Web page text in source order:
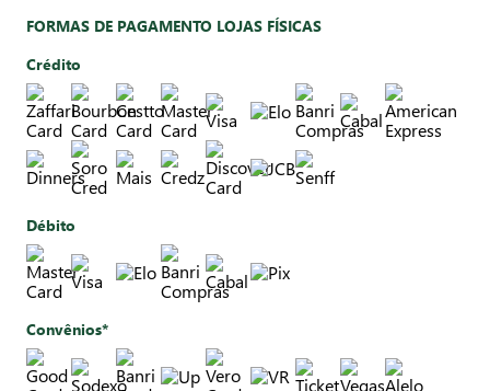
FORMAS DE PAGAMENTO LOJAS FÍSICAS
Crédito
Débito
Convênios*